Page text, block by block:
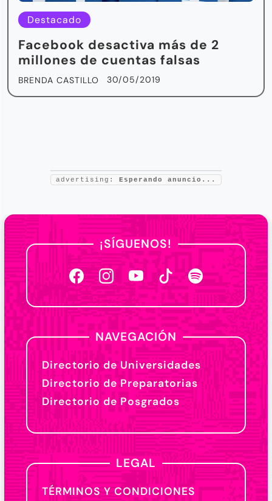
Destacado
Facebook desactiva más de 2
millones de cuentas falsas
BRENDA CASTILLO 30/05/2019
advertising: Esperando anuncio...
¡SÍGUENOS!
NAVEGACIÓN
Directorio de Universidades
Directorio de Preparatorias
Directorio de Posgrados
LEGAL
TÉRMINOS Y CONDICIONES